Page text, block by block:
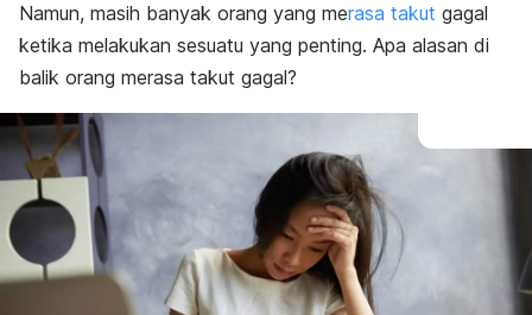
Namun, masih banyak orang yang merasa takut gagal
ketika melakukan sesuatu yang penting. Apa alasan di
balik orang merasa takut gagal?